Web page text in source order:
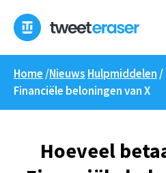
naar
inhoud
Home /Nieuws Hulpmiddelen /
Financiële beloningen van X
Hoeveel